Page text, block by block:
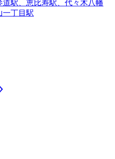
駅、恵比寿駅、代々木八幡
一丁目駅